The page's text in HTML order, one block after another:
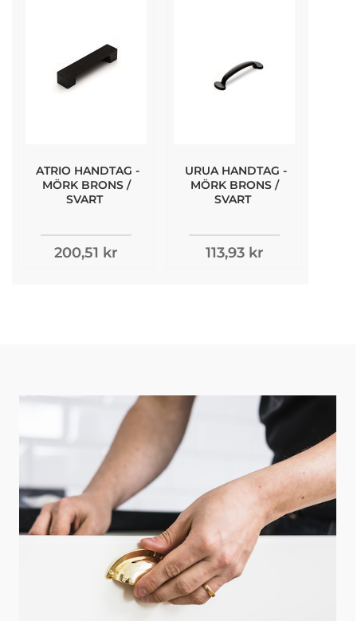
ATRIO HANDTAG -
MÖRK BRONS /
SVART
200,51 kr
URUA HANDTAG -
MÖRK BRONS /
SVART
113,93 kr